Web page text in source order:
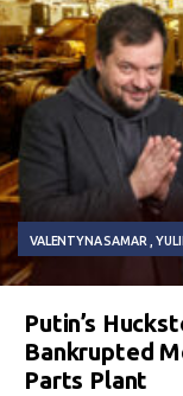
VALENTYNA SAMAR
Putin’s
Bankrupted
Parts Plant